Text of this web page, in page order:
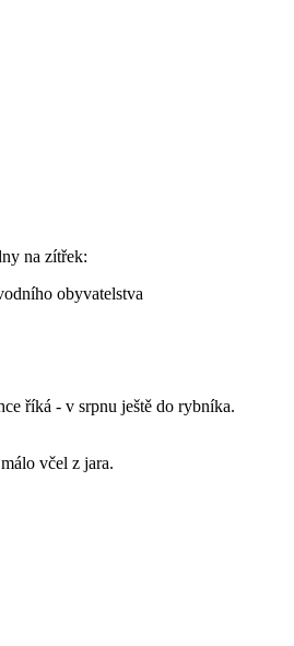
na zítřek:
obyvatelstva
říká - v srpnu ještě do rybníka.
včel z jara.